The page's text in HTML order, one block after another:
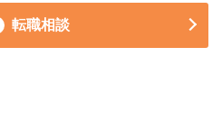
転職相談